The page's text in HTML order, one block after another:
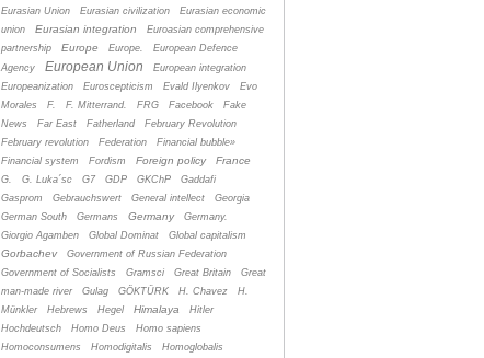
Eurasian Union Eurasian civilization
Eurasian economic
union
Eurasian integration
Euroasian comprehensive
partnership
Europe Europe.
European Defence
Agency
European Union
European integration
Europeanization
Euroscepticism Evald Ilyenkov
Evo
Morales
F. F. Mitterrand. FRG Facebook
Fake
News
Far East Fatherland
February Revolution
February revolution
Federation
Financial bubble»
Financial system
Fordism Foreign policy France
G. G. Luka´sc G7 GDP GKChP
Gaddafi
Gasprom
Gebrauchswert General intellect
Georgia
German South
Germans Germany
Germany.
Giorgio Agamben
Global Dominat Global capitalism
Gorbachev
Government of Russian Federation
Government of Socialists
Gramsci Great Britain
Great
man-made river
Gulag GÖKTÜRK H. Chavez
H.
Münkler
Hebrews Hegel Himalaya
Hitler
Hochdeutsch
Homo Deus
Homo sapiens
Homoconsumens
Homodigitalis
Homoglobalis